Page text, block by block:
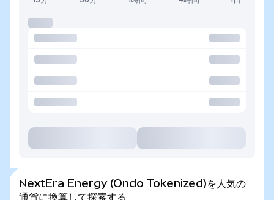
NextEra Energy (Ondo Tokenized)を人気の
通貨に換算して探索する